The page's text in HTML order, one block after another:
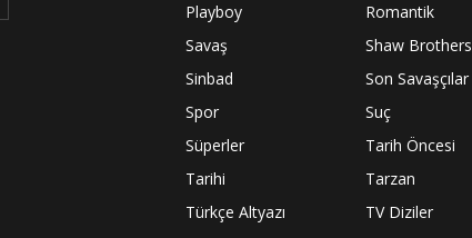
Playboy
Romantik
Savaş
Shaw Brothers
Sinbad
Son Savaşçılar
Spor
Suç
Süperler
Tarih Öncesi
Tarihi
Tarzan
Türkçe Altyazı
TV Diziler